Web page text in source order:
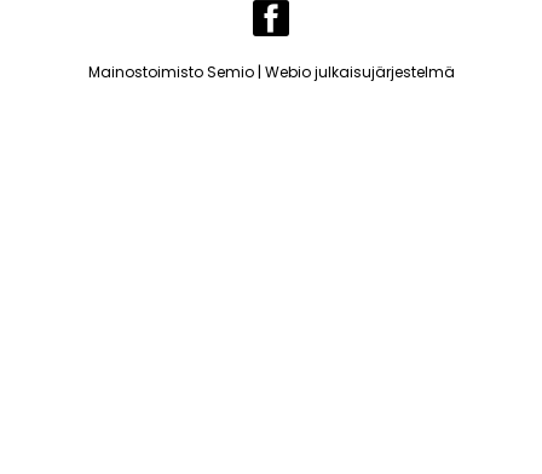
Mainostoimisto Semio| Webio julkaisujärjestelmä